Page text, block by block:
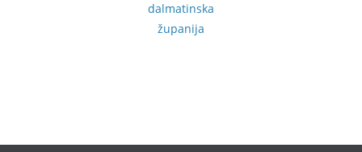
dalmatinska
županija